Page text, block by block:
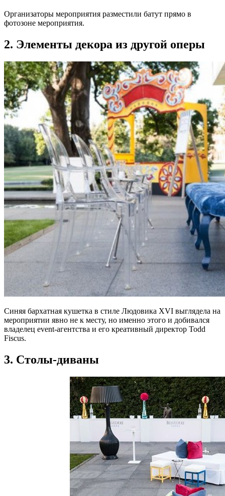
Организаторы мероприятия разместили батут прямо в
фотозоне мероприятия.
2. Элементы декора из другой оперы
Синяя бархатная кушетка в стиле Людовика XVI выглядела на
мероприятии явно не к месту, но именно этого и добивался
владелец event-агентства и его креативный директор Todd
Fiscus.
3. Столы-диваны